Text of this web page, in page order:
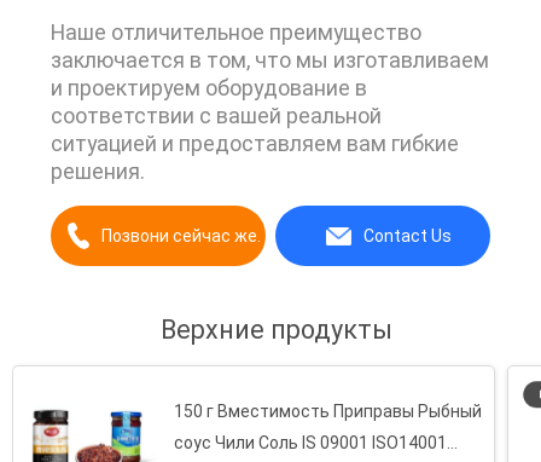
Наше отличительное преимущество
заключается в том, что мы изготавливаем
и проектируем оборудование в
соответствии с вашей реальной
ситуацией и предоставляем вам гибкие
решения.
Позвони сейчас же. Contact Us
Верхние продукты
150 г Вместимость Приправы Рыбный
соус Чили Соль IS 09001 ISO14001